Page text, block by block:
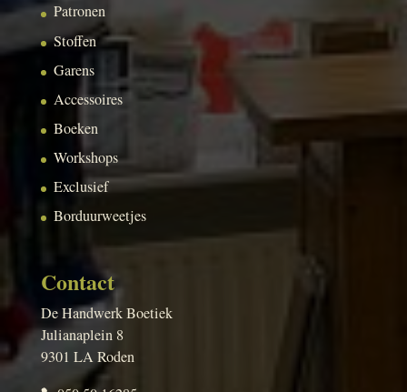
Patronen
Stoffen
Garens
Accessoires
Boeken
Workshops
Exclusief
Borduurweetjes
Contact
De Handwerk Boetiek
Julianaplein 8
9301 LA Roden